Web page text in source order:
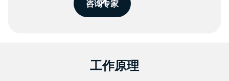
咨询专家
工作原理